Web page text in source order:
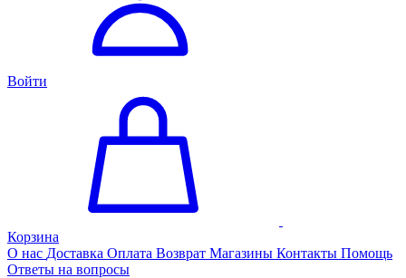
Войти
Корзина
О нас Доставка Оплата Возврат Магазины Контакты Помощь
Ответы на вопросы